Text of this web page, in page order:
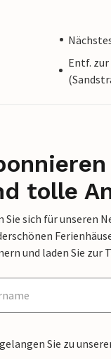
Entf.
tolle
Sie sich für unseren
und laden Sie zur
Sie zu